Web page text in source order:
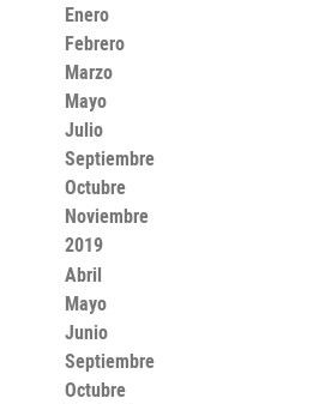
Enero
Febrero
Marzo
Mayo
Julio
Septiembre
Octubre
Noviembre
2019
Abril
Mayo
Junio
Septiembre
Octubre